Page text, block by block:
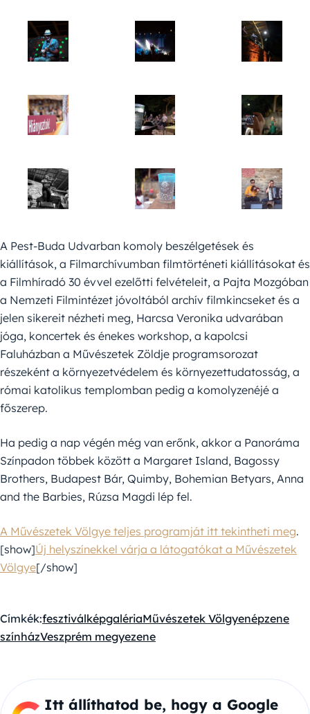
A Pest-Buda Udvarban komoly beszélgetések és
kiállítások, a Filmarchívumban filmtörténeti kiállításokat és
a Filmhíradó 30 évvel ezelőtti felvételeit, a Pajta Mozgóban
a Nemzeti Filmintézet jóvoltából archív filmkincseket és a
jelen sikereit nézheti meg, Harcsa Veronika udvarában
jóga, koncertek és énekes workshop, a kapolcsi
Faluházban a Művészetek Zöldje programsorozat
részeként a környezetvédelem és környezettudatosság, a
római katolikus templomban pedig a komolyzenéjé a
főszerep.
Ha pedig a nap végén még van erőnk, akkor a Panoráma
Színpadon többek között a Margaret Island, Bagossy
Brothers, Budapest Bár, Quimby, Bohemian Betyars, Anna
and the Barbies, Rúzsa Magdi lép fel.
A Művészetek Völgye teljes programját itt tekintheti meg.
[show]Új helyszínekkel várja a látogatókat a Művészetek
Völgye[/show]
Címkék:fesztiválképgalériaMűvészetek Völgyenépzene
színházVeszprém megyezene
Itt állíthatod be, hogy a Google